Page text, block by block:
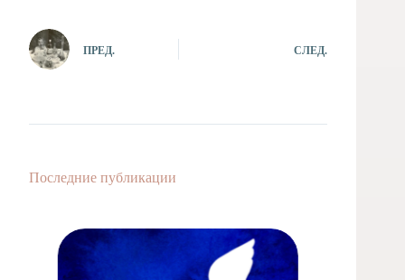
ПРЕД. СЛЕД.
Последние публикации